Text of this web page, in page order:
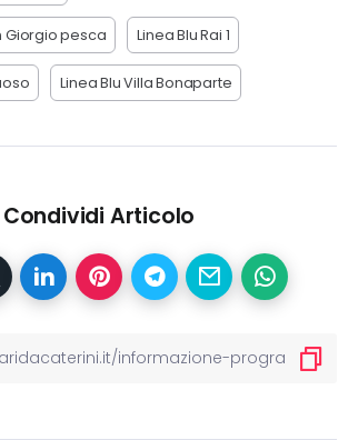
Giorgio pesca Linea Blu Rai 1
Linea Blu Villa Bonaparte
Condividi Articolo